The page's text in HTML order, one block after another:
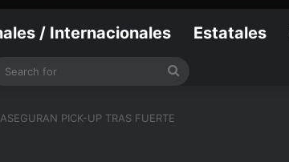
/ Internacionales Estatales
Search
PICK-UP TRAS FUERTE